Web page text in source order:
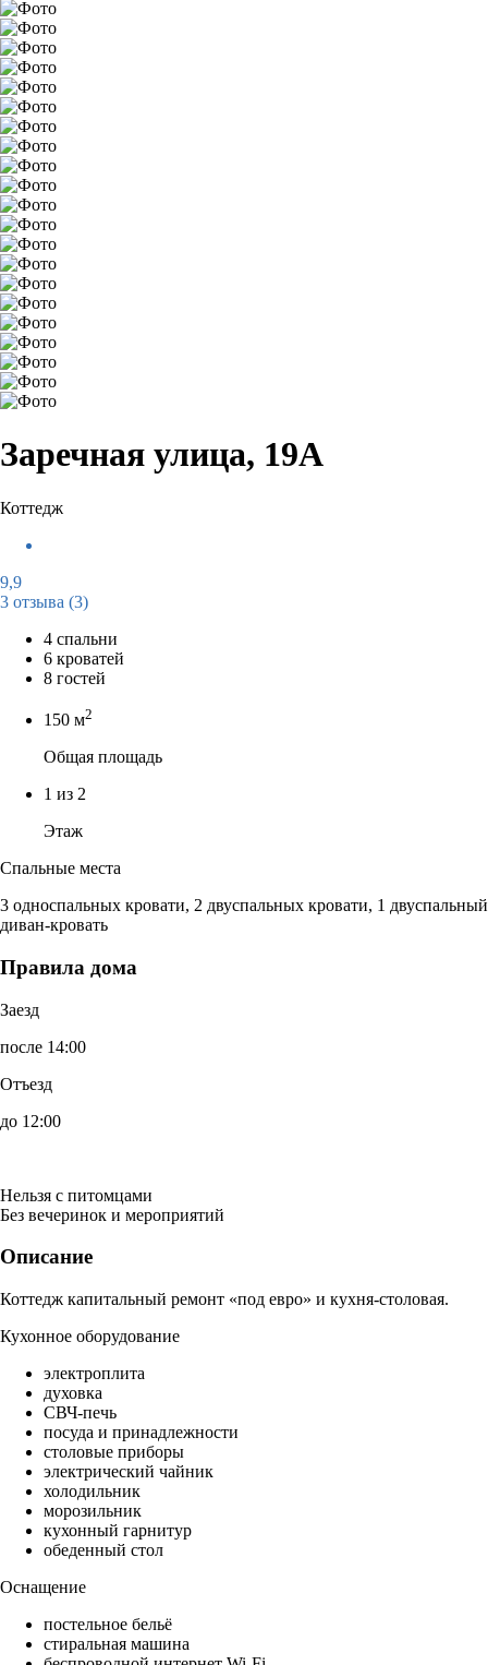
Заречная улица, 19А
Коттедж
9,9
3 отзыва (3)
4 спальни
6 кроватей
8 гостей
150 м2
Общая площадь
1 из 2
Этаж
Спальные места
3 односпальных кровати, 2 двуспальных кровати, 1 двуспальный
диван-кровать
Правила дома
Заезд
после 14:00
Отъезд
до 12:00
Нельзя с питомцами
Без вечеринок и мероприятий
Описание
Коттедж капитальный ремонт «под евро» и кухня-столовая.
Кухонное оборудование
электроплита
духовка
СВЧ-печь
посуда и принадлежности
столовые приборы
электрический чайник
холодильник
морозильник
кухонный гарнитур
обеденный стол
Оснащение
постельное бельё
стиральная машина